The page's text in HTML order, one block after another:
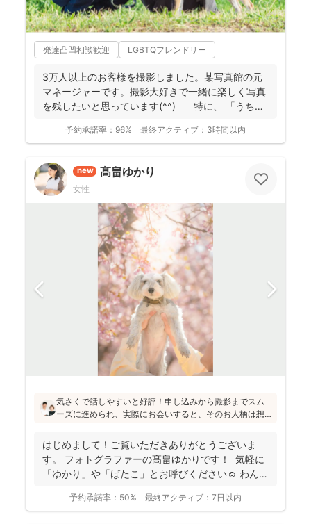
発達凸凹相談歓迎 LGBTQフレンドリー
3万人以上のお客様を撮影しました。某写真館の元
マネージャーです。撮影大好きで一緒に楽しく写真
を残したいと思っています(^^) 特に、 「うち
予約承諾率： 96% 最終アクティブ： 3時間以内
new 髙畠ゆかり
女性
気さくで話しやすいと好評！申し込みから撮影までスム
ーズに進められ、実際にお会いすると、そのお人柄は想
フォトの研修をしっかり受講され、ウェディング業界経
験もあり、赤ちゃんから大人まで安心してお写りいただ
けます♪
はじめまして！ご覧いただきありがとうございま
す。 フォトグラファーの髙畠ゆかりです！ 気軽に
「ゆかり」や「ばたこ」とお呼びください☺︎ わんぱ
予約承諾率： 50% 最終アクティブ： 7日以内